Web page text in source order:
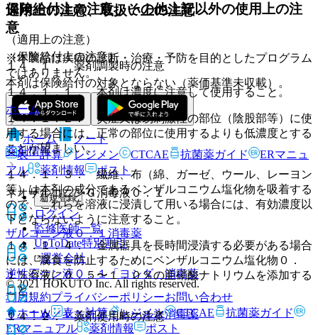
保険給付上の注意、その他上記以外の使用上の注
意
（保険給付上の注意）
本剤は保険給付の対象とならない（薬価基準未収載）。
ホーム
薬剤情報
ネオザルコニンＧ消毒液０．１
ザルコニン液０．１ 消毒薬
逆性石ケン液０．１「ヨシダ」消毒薬
０．１Ｗ／Ｖ％ヂアミトール水消毒薬
適用上の注意、取扱い上の注意
（適用上の注意）
１４．１． 薬剤調製時の注意
１４．１．１． 本剤は濃度に注意して使用すること。
１４．１．２． 炎症又は易刺激性の部位（陰股部等）に使
用する場合には、正常の部位に使用するよりも低濃度とする
ことが望ましい。
１４．１．３． 繊維、布（綿、ガーゼ、ウール、レーヨン
等）は本剤の成分であるベンザルコニウム塩化物を吸着する
ので、これらを溶液に浸漬して用いる場合には、有効濃度以
下とならないように注意すること。
１４．１．４． 金属器具を長時間浸漬する必要がある場合
には、腐食を防止するためにベンザルコニウム塩化物０．
１％溶液に０．５〜１．０％の亜硝酸ナトリウムを添加する
こと。
１４．２． 薬剤使用時の注意
※本製品は疾病の診断・治療・予防を目的としたプログラム
ではありません。
ホーム
ノート
表・計算
レジメン CTCAE 抗菌薬ガイド
ERマニュ
アル
薬剤情報 ポスト
新規登録
ログイン
監修医師一覧
UpToDate特別割引
運営会社
© 2021 HOKUTO Inc. All rights reserved.
利用規約プライバシーポリシーお問い合わせ
ホーム
表・計算 レジメン CTCAE
抗菌薬ガイド
ERマニュアル
薬剤情報 ポスト